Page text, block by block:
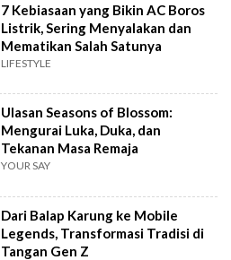
7 Kebiasaan yang Bikin AC Boros
Listrik, Sering Menyalakan dan
Mematikan Salah Satunya
LIFESTYLE
Ulasan Seasons of Blossom:
Mengurai Luka, Duka, dan
Tekanan Masa Remaja
YOUR SAY
Dari Balap Karung ke Mobile
Legends, Transformasi Tradisi di
Tangan Gen Z